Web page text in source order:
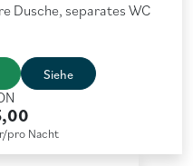
Dusche, separates WC
Siehe
pro Nacht